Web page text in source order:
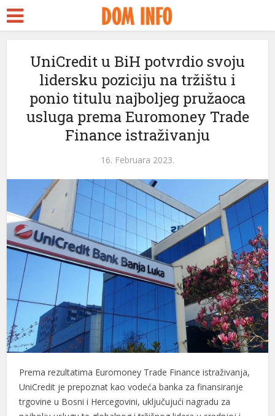
UniCredit u BiH potvrdio svoju
lidersku poziciju na tržištu i
ponio titulu najboljeg pružaoca
usluga prema Euromoney Trade
Finance istraživanju
16. Februara 2023.
Prema rezultatima Euromoney Trade Finance istraživanja,
UniCredit je prepoznat kao vodeća banka za finansiranje
trgovine u Bosni i Hercegovini, uključujući nagradu za